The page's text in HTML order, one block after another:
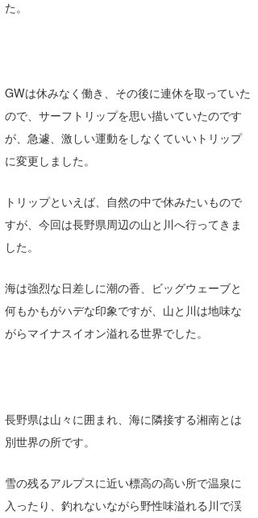
た。
GWは休みなく働き、その後に連休を取っていた
ので、サーフトリップを思い描いていたのです
が、急遽、激しい運動をしなくていいトリップ
に変更しました。
トリップといえば、自然の中で休みたいもので
すが、今回は長野県周辺の山と川へ行ってきま
した。
海は強烈な日差しに潮の香、ビッグウェーブと
何もかもがハデな印象ですが、山と川は地味な
がらマイナスイオン溢れる世界でした。
長野県は山々に囲まれ、海に隣接する湘南とは
別世界の所です。
雪の残るアルプスに近い標高の高い所で温泉に
入ったり、釣れないながら野性味溢れる川で渓
Yasunari Inoue
Yoshiyuki Obata
DELTA FORCE SURF
Colors MAGAZINE
WAVAL
福島寿実子
中浦“JET”章
進士剛光
NOBUFUKU
大野”MAR”修聖
☆加藤
Aichan
G◎Da
H
KY
mitz
波伝説